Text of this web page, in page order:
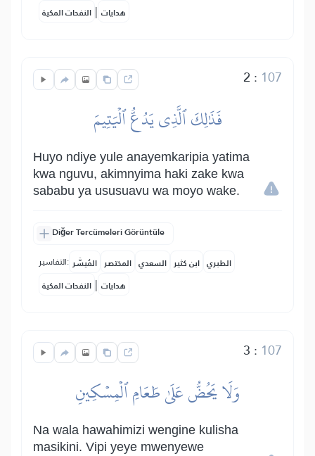
النفحات المكية | هدايات
2 : 107
فَذَٰلِكَ ٱلَّذِي يَدُعُّ ٱلۡيَتِيمَ
Huyo ndiye yule anayemkaripia yatima
kwa nguvu, akimnyima haki zake kwa
sababu ya ususuavu wa moyo wake.
Diğer Tercümeleri Görüntüle
التفاسير: المُيسَّر المختصر السعدي ابن كثير الطبري
النفحات المكية | هدايات
3 : 107
وَلَا يَحُضُّ عَلَىٰ طَعَامِ ٱلۡمِسۡكِينِ
Na wala hawahimizi wengine kulisha
masikini. Vipi yeye mwenyewe